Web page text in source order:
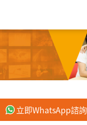
立即WhatsApp諮詢